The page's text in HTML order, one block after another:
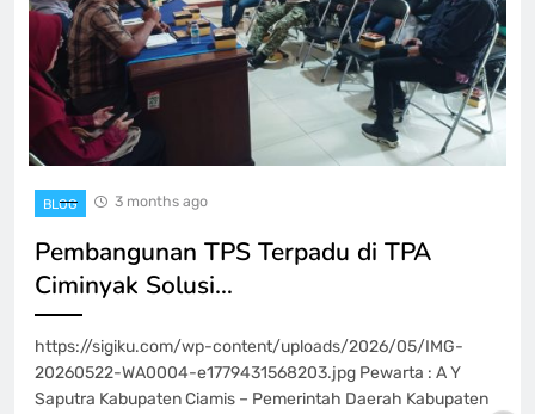
BLOG 3 months ago
Pembangunan TPS Terpadu di TPA
Ciminyak Solusi…
https://sigiku.com/wp-content/uploads/2026/05/IMG-
20260522-WA0004-e1779431568203.jpg Pewarta : A Y
Saputra Kabupaten Ciamis – Pemerintah Daerah Kabupaten